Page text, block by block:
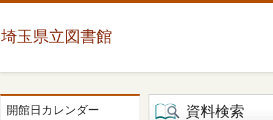
埼玉県立図書館
開館日カレンダー 資料検索